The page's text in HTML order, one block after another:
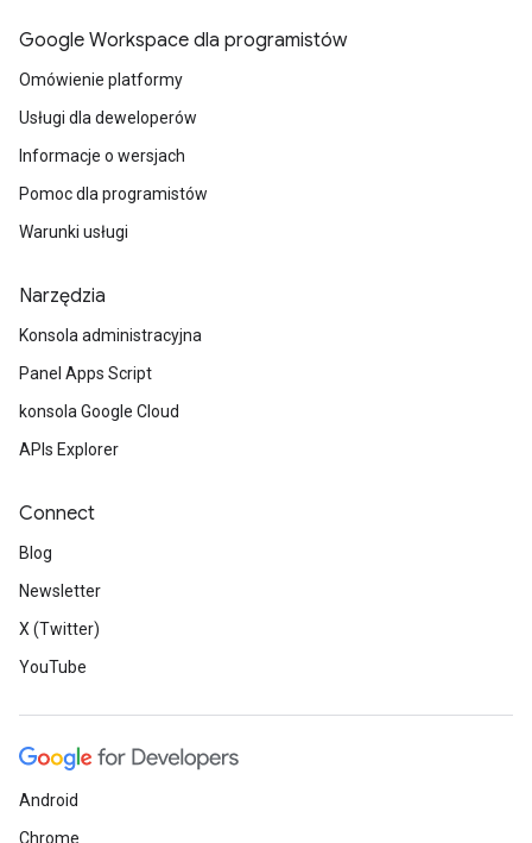
Google Workspace dla programistów
Omówienie platformy
Usługi dla deweloperów
Informacje o wersjach
Pomoc dla programistów
Warunki usługi
Narzędzia
Konsola administracyjna
Panel Apps Script
konsola Google Cloud
APIs Explorer
Connect
Blog
Newsletter
X (Twitter)
YouTube
Android
Chrome